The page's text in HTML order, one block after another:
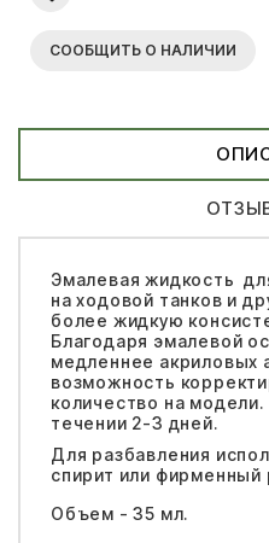
СООБЩИТЬ О НАЛИЧИИ
Эмалевая жидкость
на ходовой танков и
более жидкую
Благодаря эмалевой
медленнее акриловых
возможность
количество на
течении 2-3 дней.
Для разбавления
спирит или фирменный
Объем - 35 мл.